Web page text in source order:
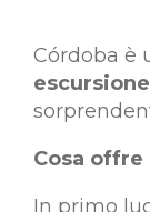
Córdoba è
Cosa offre
In primo